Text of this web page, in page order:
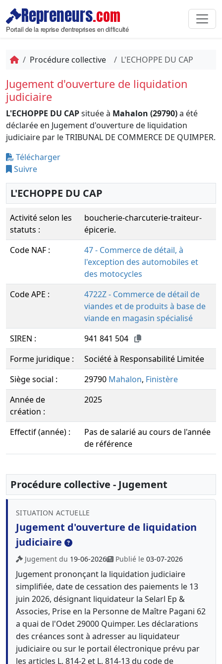
Repreneurs.com
Portail de la reprise d'entreprises en difficulté
Procédure collective L'ECHOPPE DU CAP
Jugement d'ouverture de liquidation
judiciaire
L'ECHOPPE DU CAPsituée à Mahalon (29790)a été
déclarée en Jugement d'ouverture de liquidation
judiciaire par le TRIBUNAL DE COMMERCE DE QUIMPER.
Télécharger
Suivre
L'ECHOPPE DU CAP
Activité selon les
statuts :
boucherie-charcuterie-traiteur-
épicerie.
Code NAF :
47 - Commerce de détail, à
l'exception des automobiles et
des motocycles
Code APE :
4722Z - Commerce de détail de
viandes et de produits à base de
viande en magasin spécialisé
SIREN :
941 841 504
Forme juridique :
Société à Responsabilité Limitée
Siège social :
29790 Mahalon, Finistère
Année de
création :
2025
Effectif (année) :
Pas de salarié au cours de l'année
de référence
Procédure collective - Jugement
SITUATION ACTUELLE
Jugement d'ouverture de liquidation
judiciaire
Jugement du 19-06-2026 Publié le 03-07-2026
Jugement prononçant la liquidation judiciaire
simplifiée, date de cessation des paiements le 13
juin 2026, désignant liquidateur la Selarl Ep &
Associes, Prise en la Personne de Maître Pagani 62
a quai de l'Odet 29000 Quimper. Les déclarations
des créances sont à adresser au liquidateur
judiciaire ou sur le portail électronique prévu par
les articles L. 814-2 et L. 814-13 du code de